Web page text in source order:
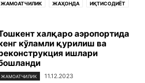
ЖАМОАТЧИЛИК ЖАҲОНДА ИҚТИСОДИЁТ
халқаро аэропортида
кўламли қурилиш ва
ишлари
ЖАМОАТЧИЛИК 11.12.2023